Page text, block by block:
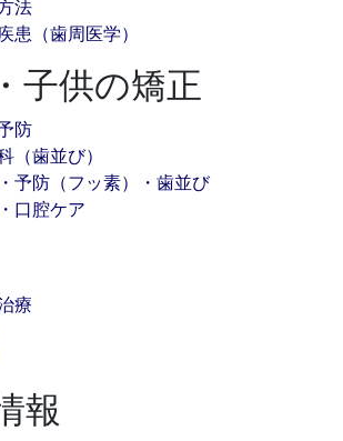
法
患（歯周医学）
子供の矯正
防
（歯並び）
予防（フッ素）・歯並び
口腔ケア
療
報